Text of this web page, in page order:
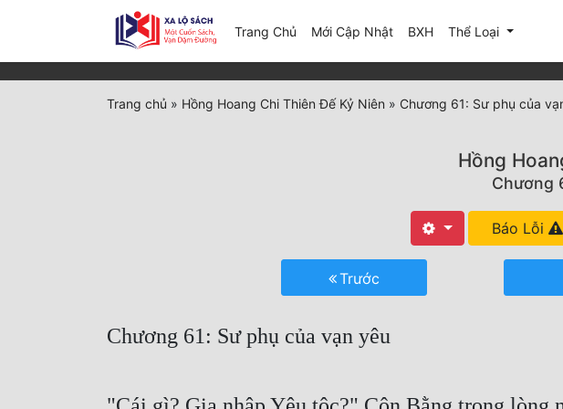
Trang Chủ Mới Cập Nhật(current)
BXH Thể Loại
Trang chủ » Hồng Hoang Chi Thiên Đế Kỷ Niên » Chương 61: Sư phụ của
Hồng
Chương
Báo Lỗi
Trước
Chương 61: Sư phụ của vạn yêu